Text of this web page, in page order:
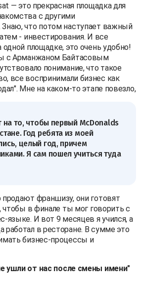
— это прекрасная площадка для
с другими
Знаю, что потом наступает важный
- инвестирования. И все
одной площадке, это очень удобно!
с Арманжаном Байтасовым
понимание, что такое
все воспринимали бизнес как
Мне на каком-то этапе повезло,
на то, чтобы первый McDonalds
Год ребята из моей
целый год, причем
Я сам пошел учиться туда
продают франшизу, они готовят
чтобы в финале ты мог говорить с
языке. И вот 9 месяцев я учился, а
работал в ресторане. В сумме это
бизнес-процессы и
ушли от нас после смены имени"